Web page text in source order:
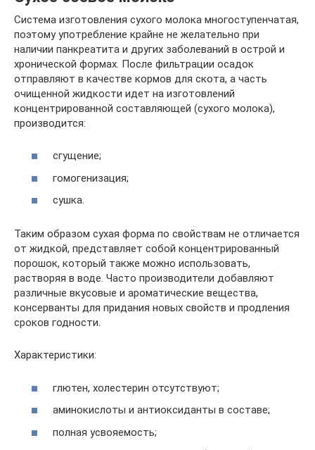
Система изготовления сухого молока многоступенчатая,
поэтому употребление крайне не желательно при
наличии панкреатита и других заболеваний в острой и
хронической формах. После фильтрации осадок
отправляют в качестве кормов для скота, а часть
очищенной жидкости идет на изготовлений
концентрированной составляющей (сухого молока),
производится:
сгущение;
гомогенизация;
сушка.
Таким образом сухая форма по свойствам не отличается
от жидкой, представляет собой концентрированный
порошок, который также можно использовать,
растворяя в воде. Часто производители добавляют
различные вкусовые и ароматические вещества,
консерванты для придания новых свойств и продления
сроков годности.
Характеристики:
глютен, холестерин отсутствуют;
аминокислоты и антиоксиданты в составе;
полная усвояемость;